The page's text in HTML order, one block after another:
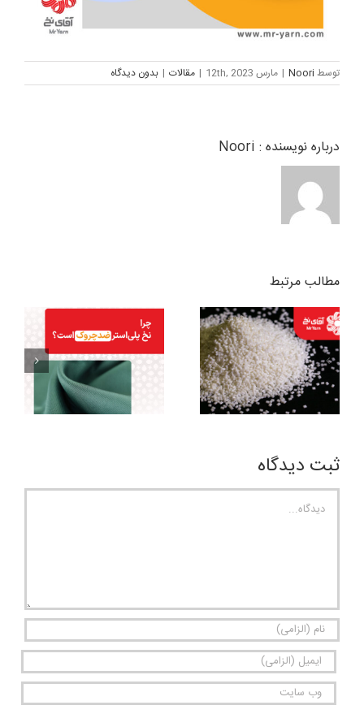
توسط Noori
| مارس 12th, 2023 | مقالات | بدون ديدگاه
درباره نویسنده : Noori
مطالب مرتبط
ثبت ديدگاه
دیدگاه